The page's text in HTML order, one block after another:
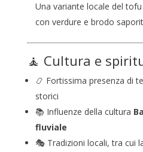
Una variante locale del
con verdure e brodo
🧘 Cultura e
📿 Fortissima presenza di
storici
📚 Influenze della cultura
fluviale
🎭 Tradizioni locali, tra cui